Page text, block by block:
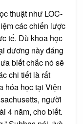
thuật như LOC-
các chiến lược
tế. Dù khoa học
dương này đáng
biết chắc nó sẽ
chi tiết là rất
hóa học tại Viện
người
4 năm, cho biết.